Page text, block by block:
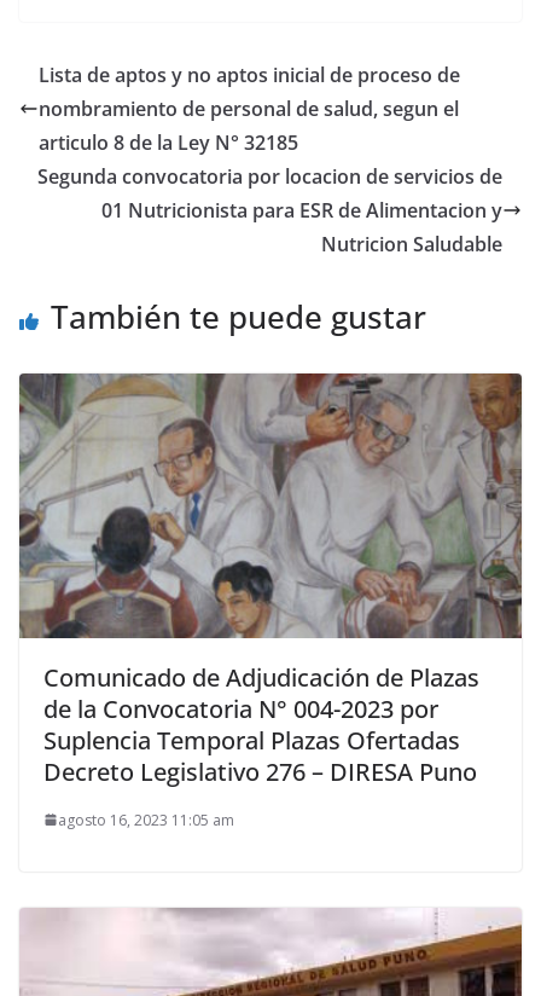
Lista de aptos y no aptos inicial de proceso de
nombramiento de personal de salud, segun el
articulo 8 de la Ley N° 32185
Segunda convocatoria por locacion de servicios de
01 Nutricionista para ESR de Alimentacion y
Nutricion Saludable
También te puede gustar
Comunicado de Adjudicación de Plazas
de la Convocatoria N° 004-2023 por
Suplencia Temporal Plazas Ofertadas
Decreto Legislativo 276 – DIRESA Puno
agosto 16, 2023 11:05 am